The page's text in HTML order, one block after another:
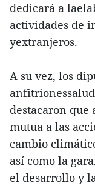
dedicará a
actividades de
yextranjeros.
A su vez, los
destacaron que
mutua a las
cambio
así como la
el desarrollo y